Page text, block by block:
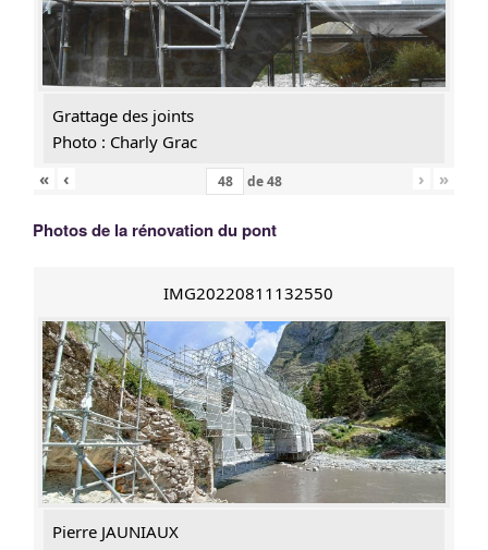
Grattage des joints
Photo : Charly Grac
«
‹ de48 › »
Photos de la rénovation du pont
IMG20220811132550
Pierre JAUNIAUX